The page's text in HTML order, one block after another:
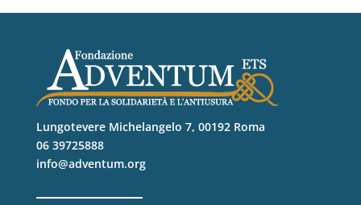
Lungotevere Michelangelo 7, 00192 Roma
06 39725888
info@adventum.org